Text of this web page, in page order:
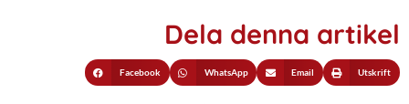
Dela denna artikel
Facebook WhatsApp Email Utskrift